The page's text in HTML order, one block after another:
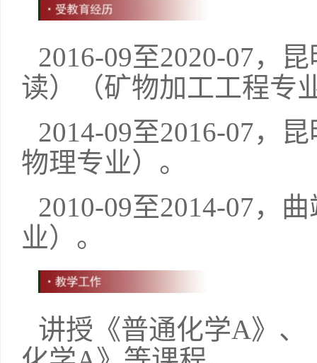
2016-09至2020-07，
读）（矿物加工工程专
2014-09至2016-07，
物理专业）。
2010-09至2014-07，
业） 。
讲授《普通化学A》、